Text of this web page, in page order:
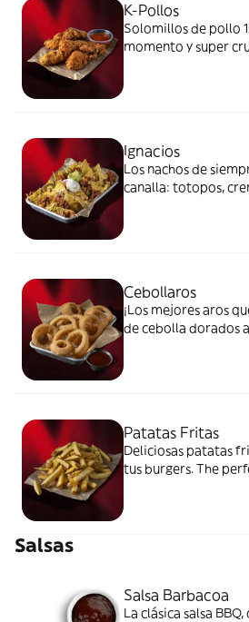
K-Pollos
Solomillos de pollo
momento y super
Ignacios
Los nachos de
canalla: totopos, crema agria, guacamole,
Cebollaros
¡Los mejores aros
de cebolla dorados
Patatas Fritas
Deliciosas patatas
tus burgers. The
Salsas
Salsa Barbacoa
La clásica salsa